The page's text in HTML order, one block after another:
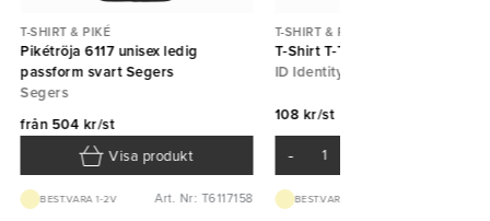
T-SHIRT & PIKÉ
Pikétröja 6117 unisex ledig
passform svart Segers
Segers
från 504 kr/st
Visa produkt
BEST.VARA 1-2V Art. Nr: T6117158
T-SHIRT & PIKÉ
T-Shirt T-Time Vit ID Identity
ID Identity
108 kr/st
-
BEST.VARA 1-2V